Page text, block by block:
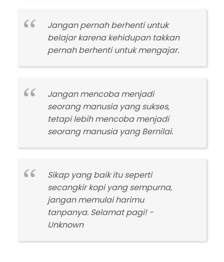
Jangan pernah berhenti untuk
belajar karena kehidupan takkan
pernah berhenti untuk mengajar.
Jangan mencoba menjadi
seorang manusia yang sukses,
tetapi lebih mencoba menjadi
seorang manusia yang Bernilai.
Sikap yang baik itu seperti
secangkir kopi yang sempurna,
jangan memulai harimu
tanpanya. Selamat pagi! -
Unknown